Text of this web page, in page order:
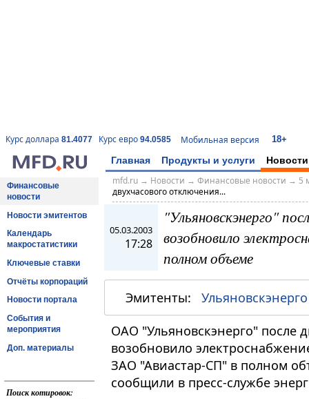
Курс доллара 81.4077 Курс евро 94.0585 Мобильная версия 18+
Главная Продукты и услуги Новости
Финансовые
новости
Новости эмитентов
Календарь
макростатистики
Ключевые ставки
Отчёты корпораций
Новости портала
События и
мероприятия
Доп. материалы
Поиск котировок:
mfd.ru→ Новости → Финансовые новости → 5
двухчасового отключения...
05.03.2003
17:28
"Ульяновскэнерго"
возобновило
полном объеме
Эмитенты: Ульяновскэнерго
ОАО "Ульяновскэнерго" после
возобновило
ЗАО "Авиастар-СП" в полном
сообщили в пресс-службе